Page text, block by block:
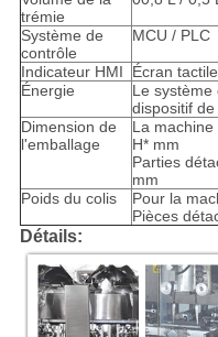
trémie
Système de
contrôle
MCU / PLC
Indicateur HMI
Écran
Énergie
Le système
dispositif
Dimension de
l'emballage
La
H* mm
Parties
mm
Poids du colis
Pour la
Pièces
Détails: